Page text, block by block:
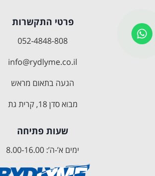
פרטי התקשרות
052-4848-808
info@rydlyme.co.il
הגעה בתאום מראש
מבוא סדן 18, קרית גת
שעות פתיחה
ימים א’-ה’: 8.00-16.00